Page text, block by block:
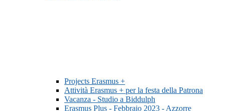
Projects Erasmus +
Attività Erasmus + per la festa della Patrona
Vacanza - Studio a Biddulph
Erasmus Plus - Febbraio 2023 - Azzorre